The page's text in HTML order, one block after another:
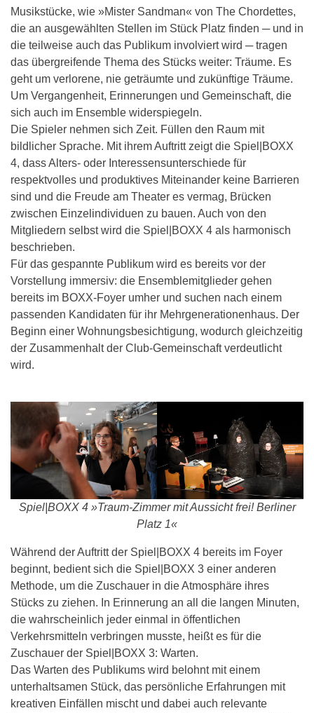
Musikstücke, wie »Mister Sandman« von The Chordettes,
die an ausgewählten Stellen im Stück Platz finden ─ und in
die teilweise auch das Publikum involviert wird ─ tragen
das übergreifende Thema des Stücks weiter: Träume. Es
geht um verlorene, nie geträumte und zukünftige Träume.
Um Vergangenheit, Erinnerungen und Gemeinschaft, die
sich auch im Ensemble widerspiegeln.
Die Spieler nehmen sich Zeit. Füllen den Raum mit
bildlicher Sprache. Mit ihrem Auftritt zeigt die Spiel|BOXX
4, dass Alters- oder Interessensunterschiede für
respektvolles und produktives Miteinander keine Barrieren
sind und die Freude am Theater es vermag, Brücken
zwischen Einzelindividuen zu bauen. Auch von den
Mitgliedern selbst wird die Spiel|BOXX 4 als harmonisch
beschrieben.
Für das gespannte Publikum wird es bereits vor der
Vorstellung immersiv: die Ensemblemitglieder gehen
bereits im BOXX-Foyer umher und suchen nach einem
passenden Kandidaten für ihr Mehrgenerationenhaus. Der
Beginn einer Wohnungsbesichtigung, wodurch gleichzeitig
der Zusammenhalt der Club-Gemeinschaft verdeutlicht
wird.
Spiel|BOXX 4 »Traum-Zimmer mit Aussicht frei! Berliner
Platz 1«
Während der Auftritt der Spiel|BOXX 4 bereits im Foyer
beginnt, bedient sich die Spiel|BOXX 3 einer anderen
Methode, um die Zuschauer in die Atmosphäre ihres
Stücks zu ziehen. In Erinnerung an all die langen Minuten,
die wahrscheinlich jeder einmal in öffentlichen
Verkehrsmitteln verbringen musste, heißt es für die
Zuschauer der Spiel|BOXX 3: Warten.
Das Warten des Publikums wird belohnt mit einem
unterhaltsamen Stück, das persönliche Erfahrungen mit
kreativen Einfällen mischt und dabei auch relevante